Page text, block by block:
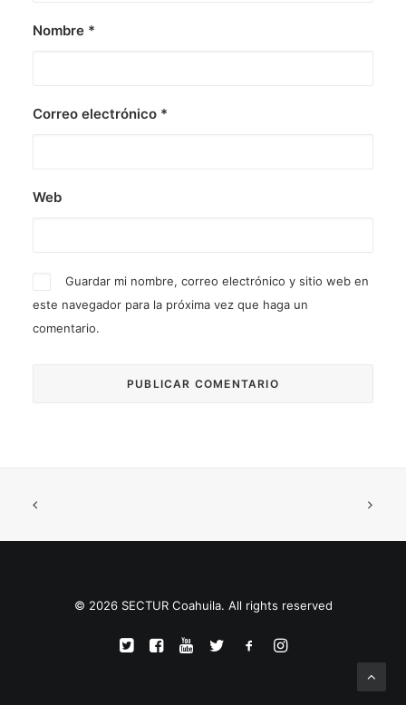
Nombre *
Correo electrónico *
Web
Guardar mi nombre, correo electrónico y sitio web en
este navegador para la próxima vez que haga un
comentario.
© 2026 SECTUR Coahuila. All rights reserved